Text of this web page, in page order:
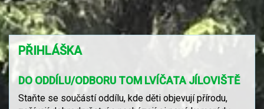
PŘIHLÁŠKA
DO ODDÍLU/ODBORU TOM LVÍČATA JÍLOVIŠTĚ
Staňte se součástí oddílu, kde děti objevují přírodu,